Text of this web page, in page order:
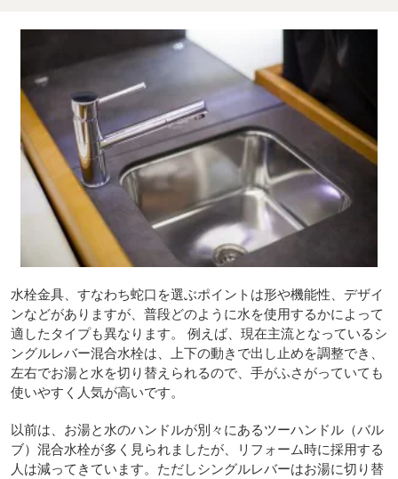
水栓金具、すなわち蛇口を選ぶポイントは形や機能性、デザイ
ンなどがありますが、普段どのように水を使用するかによって
適したタイプも異なります。 例えば、現在主流となっているシ
ングルレバー混合水栓は、上下の動きで出し止めを調整でき、
左右でお湯と水を切り替えられるので、手がふさがっていても
使いやすく人気が高いです。
以前は、お湯と水のハンドルが別々にあるツーハンドル（バル
ブ）混合水栓が多く見られましたが、リフォーム時に採用する
人は減ってきています。ただしシングルレバーはお湯に切り替